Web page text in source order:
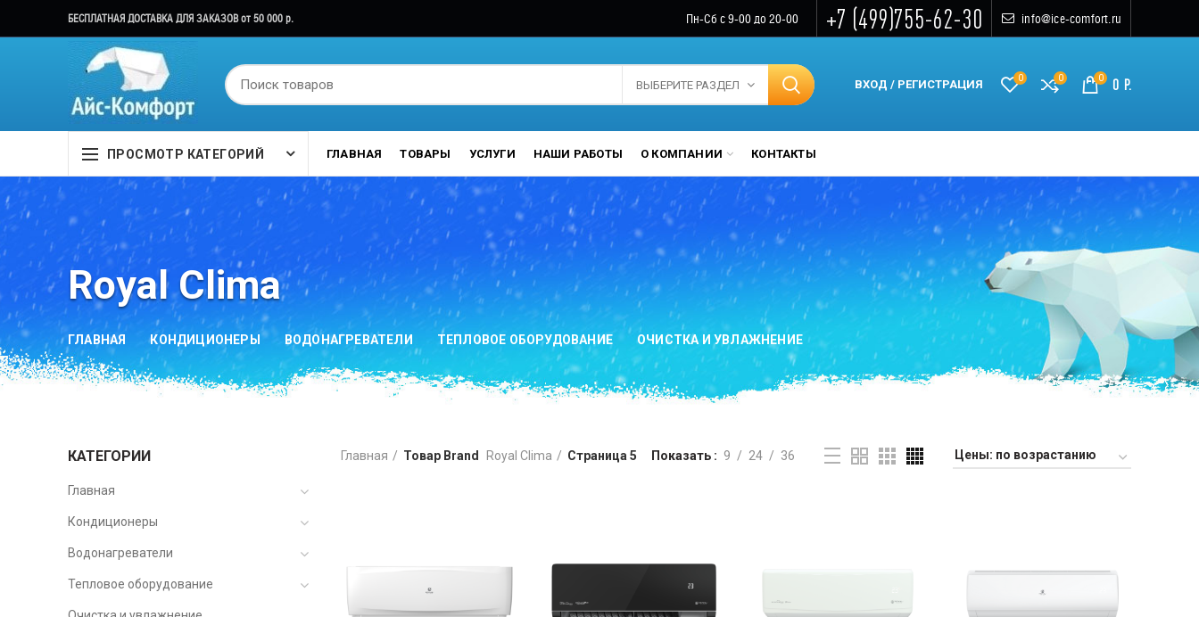
БЕСПЛАТНАЯ ДОСТАВКА ДЛЯ ЗАКАЗОВ от 50 000 р. Пн-Сб с 9-00 до 20-00 +7 (499)755-62-30 info@ice-comfort.ru
ВЫБЕРИТЕ РАЗДЕЛ ВХОД / РЕГИСТРАЦИЯ 0 0 0 0 Р.
ПРОСМОТР КАТЕГОРИЙ ГЛАВНАЯ ТОВАРЫ УСЛУГИ НАШИ РАБОТЫ О КОМПАНИИ КОНТАКТЫ
Royal Clima
ГЛАВНАЯ КОНДИЦИОНЕРЫ ВОДОНАГРЕВАТЕЛИ ТЕПЛОВОЕ ОБОРУДОВАНИЕ ОЧИСТКА И УВЛАЖНЕНИЕ
Главная Товар Brand Royal Clima Страница 5 Показать 9 24 36
КАТЕГОРИИ
Главная
Кондиционеры
Водонагреватели
Тепловое оборудование